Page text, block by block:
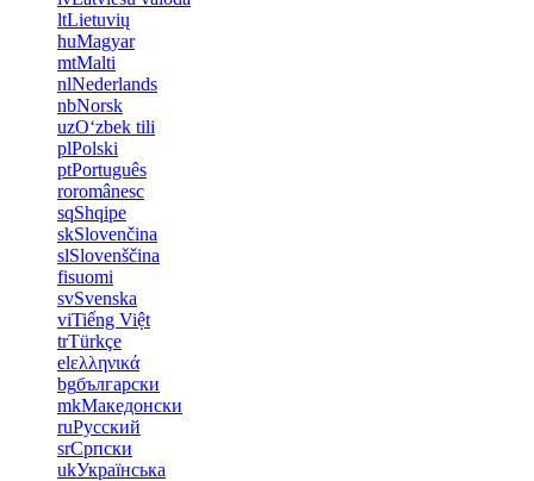
ltLietuvių
huMagyar
mtMalti
nlNederlands
nbNorsk
uzOʻzbek tili
plPolski
ptPortuguês
roromânesc
sqShqipe
skSlovenčina
slSlovenščina
fisuomi
svSvenska
viTiếng Việt
trTürkçe
elελληνικά
bgбългарски
mkМакедонски
ruРусский
srСрпски
ukУкраїнська